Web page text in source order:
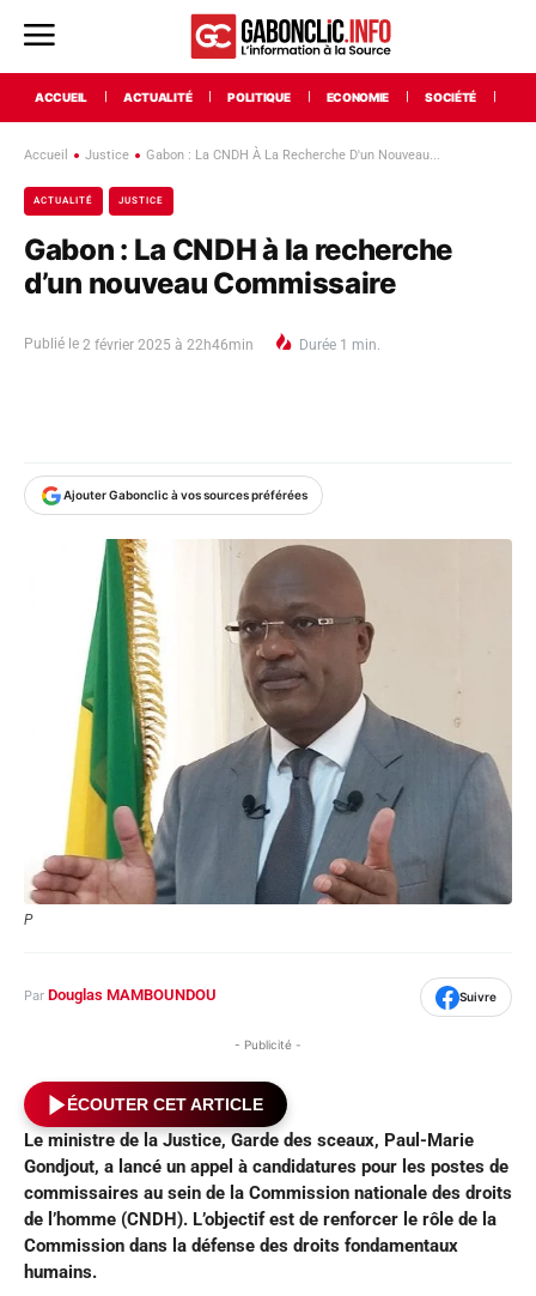
ACCUEIL ACTUALITÉ POLITIQUE ECONOMIE SOCIÉTÉ
Accueil Justice Gabon : La CNDH À La Recherche D'un Nouveau...
ACTUALITÉ JUSTICE
Gabon : La CNDH à la recherche
d’un nouveau Commissaire
Publié le 2 février 2025 à 22h46min Durée 1 min.
Ajouter Gabonclic à vos sources préférées
P
Par Douglas MAMBOUNDOU Suivre
- Publicité -
ÉCOUTER CET ARTICLE
Le ministre de la Justice, Garde des sceaux, Paul-Marie
Gondjout, a lancé un appel à candidatures pour les postes de
commissaires au sein de la Commission nationale des droits
de l’homme (CNDH). L’objectif est de renforcer le rôle de la
Commission dans la défense des droits fondamentaux
humains.